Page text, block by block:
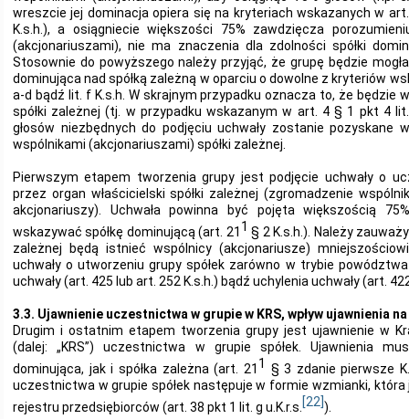
wreszcie jej dominacja opiera się na kryteriach wskazanych w
K.s.h.), a osiągniecie większości 75% zawdzięcza
(akcjonariuszami), nie ma znaczenia dla zdolności spółki
Stosownie do powyższego należy przyjąć, że grupę będzie
dominująca nad spółką zależną w oparciu o dowolne z kryteriów
a-d bądź lit. f K.s.h. W skrajnym przypadku oznacza to, że będzie
spółki zależnej (tj. w przypadku wskazanym w art. 4 § 1 pkt 4
głosów niezbędnych do podjęciu uchwały zostanie pozyskane
wspólnikami (akcjonariuszami) spółki zależnej.
Pierwszym etapem tworzenia grupy jest podjęcie uchwały o
przez organ właścicielski spółki zależnej (zgromadzenie
akcjonariuszy). Uchwała powinna być pojęta większością
wskazywać spółkę dominującą (art. 21 1 § 2 K.s.h.). Należy
zależnej będą istnieć wspólnicy (akcjonariusze)
uchwały o utworzeniu grupy spółek zarówno w trybie
uchwały (art. 425 lub art. 252 K.s.h.) bądź uchylenia uchwały (art.
3.3. Ujawnienie uczestnictwa w grupie w KRS, wpływ ujawnienia
Drugim i ostatnim etapem tworzenia grupy jest ujawnienie w
(dalej: „KRS”) uczestnictwa w grupie spółek. Ujawnienia
dominująca, jak i spółka zależna (art. 21 1 § 3 zdanie pierwsze
uczestnictwa w grupie spółek następuje w formie wzmianki,
rejestru przedsiębiorców (art. 38 pkt 1 lit. g u.K.r.s. [22]).